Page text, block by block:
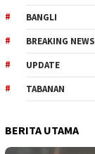
BANGLI
BREAKING NEWS
UPDATE
TABANAN
BERITA UTAMA